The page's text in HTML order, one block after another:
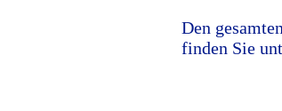
Den
finden Sie